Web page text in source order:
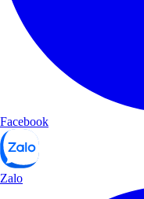
Facebook
Zalo